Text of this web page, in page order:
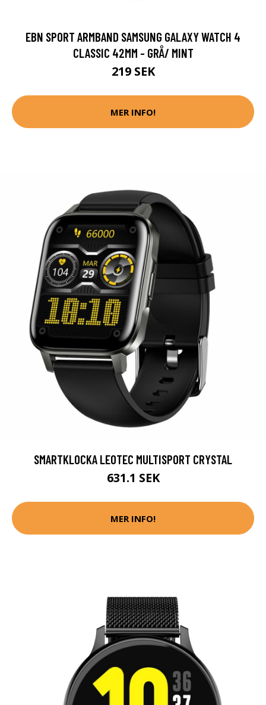
EBN SPORT ARMBAND SAMSUNG GALAXY WATCH 4
CLASSIC 42MM - GRÅ/ MINT
219 SEK
MER INFO!
SMARTKLOCKA LEOTEC MULTISPORT CRYSTAL
631.1 SEK
MER INFO!